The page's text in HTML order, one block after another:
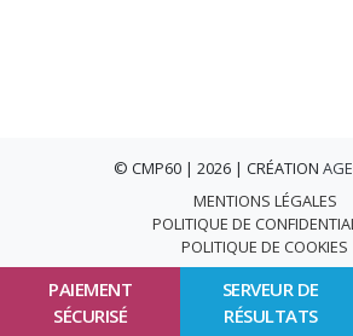
PAIEMENT
SÉCURISÉ
SERVEUR DE
RÉSULTATS
© CMP60 | 2026 | CRÉATION
MENTIONS LÉGALES
POLITIQUE DE
POLITIQUE DE COOKIES